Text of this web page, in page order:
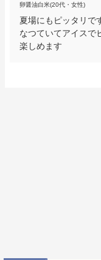
卵醤油白米(20代・女性)
夏場にもピッタリで
なつていてアイスで
楽しめます